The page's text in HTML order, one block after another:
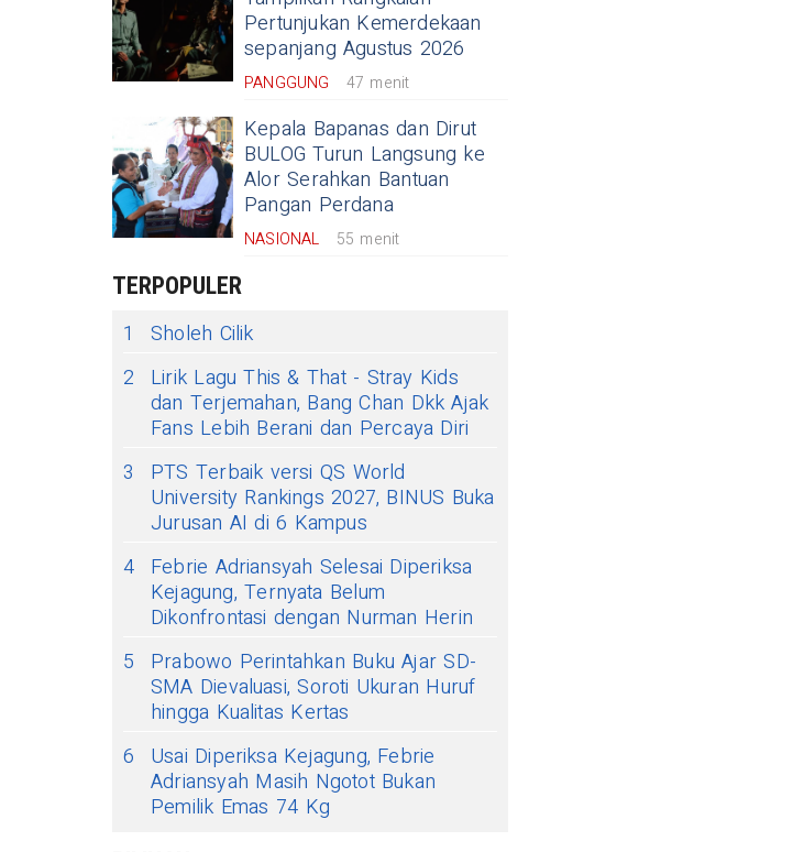
Pertunjukan Kemerdekaan
sepanjang Agustus 2026
PANGGUNG 47 menit
Kepala Bapanas dan Dirut
BULOG Turun Langsung ke
Alor Serahkan Bantuan
Pangan Perdana
NASIONAL 55 menit
TERPOPULER
1
Sholeh Cilik
2
Lirik Lagu This & That - Stray Kids
dan Terjemahan, Bang Chan Dkk Ajak
Fans Lebih Berani dan Percaya Diri
3
PTS Terbaik versi QS World
University Rankings 2027, BINUS Buka
Jurusan AI di 6 Kampus
4 Febrie Adriansyah Selesai Diperiksa
Kejagung, Ternyata Belum
Dikonfrontasi dengan Nurman Herin
5
Prabowo Perintahkan Buku Ajar SD-
SMA Dievaluasi, Soroti Ukuran Huruf
hingga Kualitas Kertas
6
Usai Diperiksa Kejagung, Febrie
Adriansyah Masih Ngotot Bukan
Pemilik Emas 74 Kg